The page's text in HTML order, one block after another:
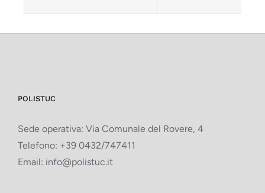
POLISTUC
Sede operativa: Via Comunale del Rovere, 4
Telefono: +39 0432/747411
Email: info@polistuc.it